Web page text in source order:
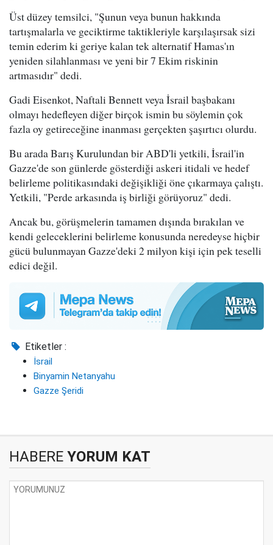
Üst düzey temsilci, "Şunun veya bunun hakkında
tartışmalarla ve geciktirme taktikleriyle karşılaşırsak sizi
temin ederim ki geriye kalan tek alternatif Hamas'ın
yeniden silahlanması ve yeni bir 7 Ekim riskinin
artmasıdır" dedi.
Gadi Eisenkot, Naftali Bennett veya İsrail başbakanı
olmayı hedefleyen diğer birçok ismin bu söylemin çok
fazla oy getireceğine inanması gerçekten şaşırtıcı olurdu.
Bu arada Barış Kurulundan bir ABD'li yetkili, İsrail'in
Gazze'de son günlerde gösterdiği askeri itidali ve hedef
belirleme politikasındaki değişikliği öne çıkarmaya çalıştı.
Yetkili, "Perde arkasında iş birliği görüyoruz" dedi.
Ancak bu, görüşmelerin tamamen dışında bırakılan ve
kendi geleceklerini belirleme konusunda neredeyse hiçbir
gücü bulunmayan Gazze'deki 2 milyon kişi için pek teselli
edici değil.
Etiketler :
İsrail
Binyamin Netanyahu
Gazze Şeridi
HABERE YORUM KAT